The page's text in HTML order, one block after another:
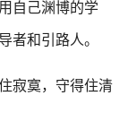
自己渊博的学
者和引路人。
寂寞，守得住清